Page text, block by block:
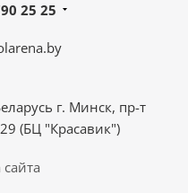
25 25
г. Минск, пр-т
(БЦ "Красавик")
сайта